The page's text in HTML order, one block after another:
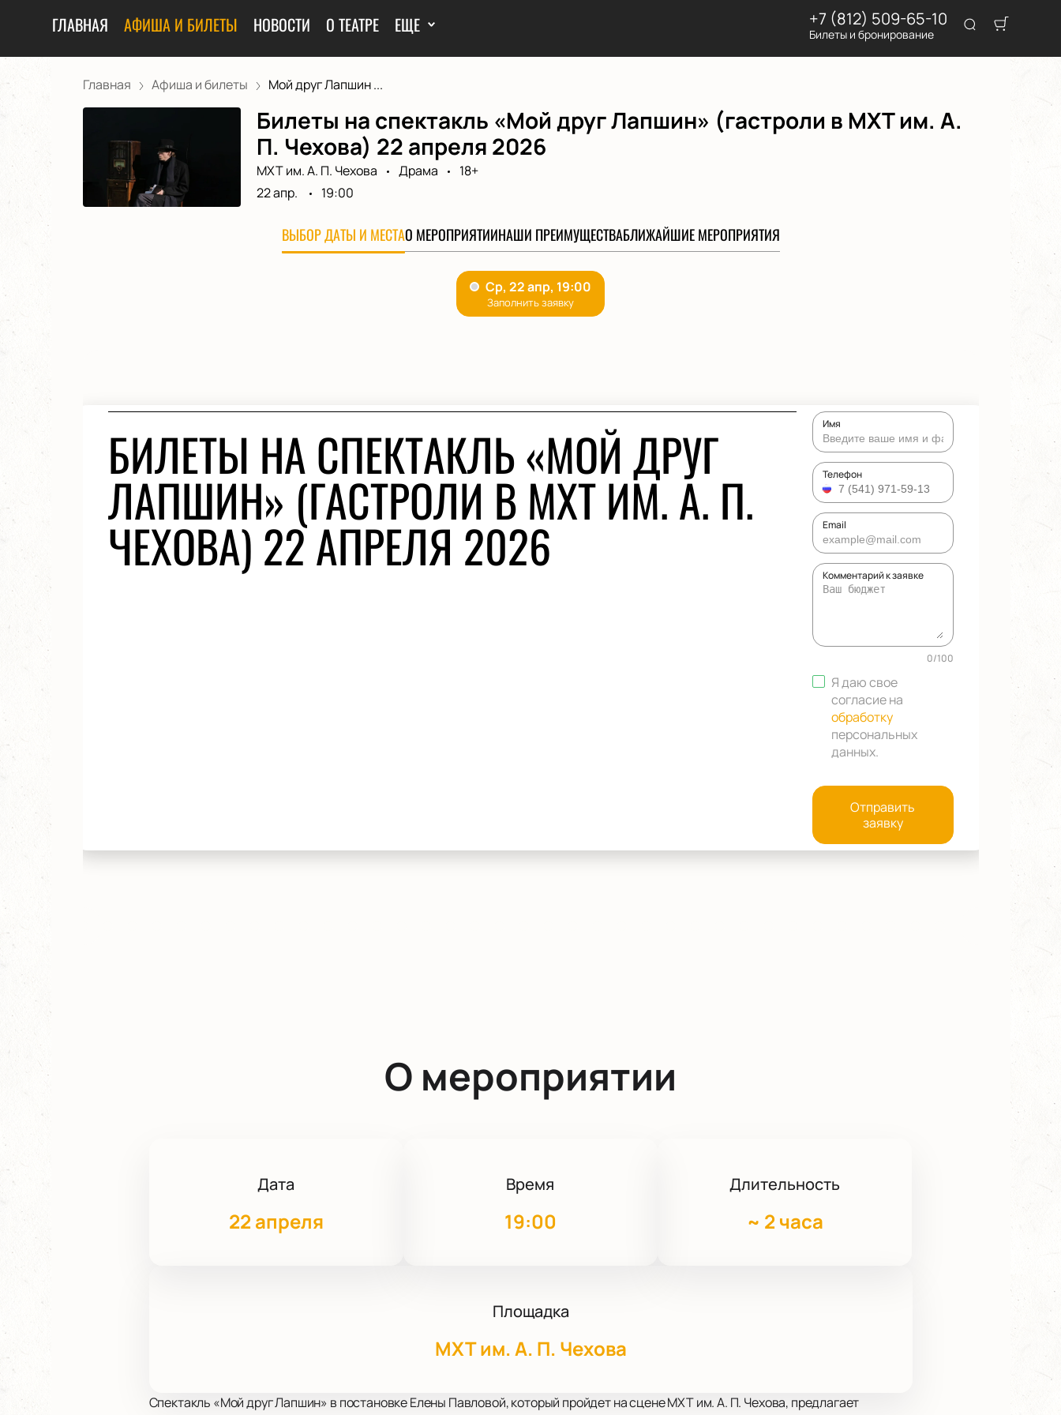
ГЛАВНАЯ АФИША И БИЛЕТЫ НОВОСТИ О ТЕАТРЕ ЕЩЕ +7 (812) 509-65-10
Билеты и бронирование
Главная Афиша и билеты Мой друг Лапшин ...
Билеты на спектакль «Мой друг Лапшин» (гастроли в МХТ им. А.
П. Чехова) 22 апреля 2026
МХТ им. А. П. Чехова Драма
18+
22 апр.
19:00
ВЫБОР ДАТЫ И МЕСТАО МЕРОПРИЯТИИНАШИ ПРЕИМУЩЕСТВАБЛИЖАЙШИЕ МЕРОПРИЯТИЯ
БИЛЕТЫ НА СПЕКТАКЛЬ «МОЙ ДРУГ
ЛАПШИН» (ГАСТРОЛИ В МХТ ИМ. А. П.
ЧЕХОВА) 22 АПРЕЛЯ 2026
Имя
Телефон
Email
Комментарий к заявке
0/100
Я даю свое
согласие на
обработку
персональных
данных.
Отправить
заявку
О мероприятии
Дата
22 апреля
Время
19:00
Длительность
~ 2 часа
Площадка
МХТ им. А. П. Чехова
Спектакль «Мой друг Лапшин» в постановке Елены Павловой, который пройдет на сцене МХТ им. А. П. Чехова, предлагает